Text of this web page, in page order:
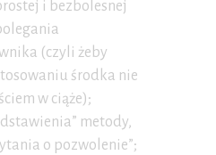
i bezbolesnej
(czyli żeby
środka nie
w ciąże);
metody,
o pozwolenie”;